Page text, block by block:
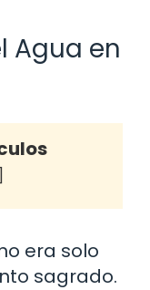
Agua en
era solo
sagrado.